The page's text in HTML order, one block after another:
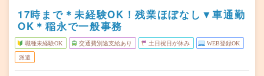
17時まで＊未経験OK！残業ほぼなし▼車通勤
OK＊稲永で一般事務
職種未経験OK 交通費別途支給あり 土日祝日が休み WEB登録OK
派遣